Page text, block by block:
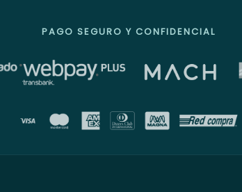
PAGO SEGURO Y CONFIDENCIAL